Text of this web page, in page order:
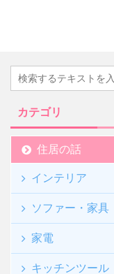
カテゴリ
住居の話
インテリア
ソファー・家具
家電
キッチンツール